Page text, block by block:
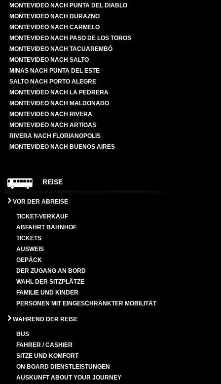
MONTEVIDEO NACH PUNTA DEL DIABLO
MONTEVIDEO NACH DURAZNO
MONTEVIDEO NACH CARMELO
MONTEVIDEO NACH PASO DE LOS TOROS
MONTEVIDEO NACH TACUAREMBÓ
MONTEVIDEO NACH SALTO
MINAS NACH PUNTA DEL ESTE
SALTO NACH PORTO ALEGRE
MONTEVIDEO NACH LA PEDRERA
MONTEVIDEO NACH MALDONADO
MONTEVIDEO NACH RIVERA
MONTEVIDEO NACH ARTIGAS
RIVERA NACH FLORIANOPOLIS
MONTEVIDEO NACH BUENOS AIRES
REISE
VOR DER ABREISE
TICKET-VERKAUF
ABFAHRT BAHNHOF
TICKETS
AUSWEIS
GEPÄCK
DER ZUGANG AN BORD
WAHL DER SITZPLÄTZE
FAMILIE UND KINDER
PERSONEN MIT EINGESCHRÄNKTER MOBILITÄT
WÄHREND DER REISE
BUS
FAHRER / CASHIER
SITZE UND KOMFORT
ON BOARD DIENSTLEISTUNGEN
AUSKUNFT ABOUT YOUR JOURNEY